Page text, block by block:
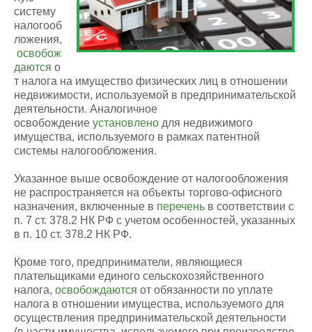
систему
налогооб
ложения,
освобож
даются о
т налога на имущество физических лиц в отношении
недвижимости, используемой в предпринимательской
деятельности. Аналогичное
освобождение установлено для недвижимого
имущества, используемого в рамках патентной
системы налогообложения.
Указанное выше освобождение от налогообложения
не распространяется на объекты торгово-офисного
назначения, включенные в перечень в соответствии с
п. 7 ст. 378.2 НК РФ с учетом особенностей, указанных
в п. 10 ст. 378.2 НК РФ.
Кроме того, предприниматели, являющиеся
плательщиками единого сельскохозяйственного
налога, освобождаются от обязанности по уплате
налога в отношении имущества, используемого для
осуществления предпринимательской деятельности